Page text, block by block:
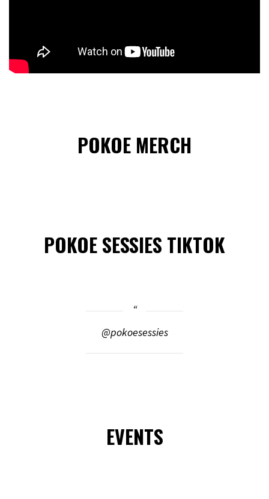
POKOE MERCH
POKOE SESSIES TIKTOK
@pokoesessies
EVENTS